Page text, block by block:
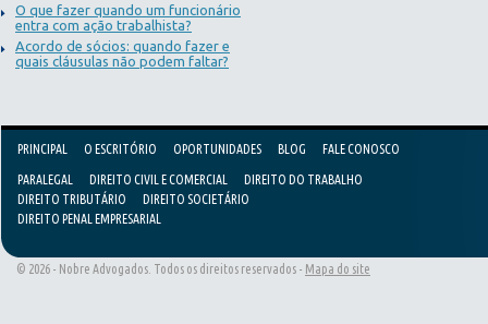
O que fazer quando um funcionário
entra com ação trabalhista?
Acordo de sócios: quando fazer e
quais cláusulas não podem faltar?
PRINCIPAL O ESCRITÓRIO OPORTUNIDADES BLOG FALE CONOSCO
PARALEGAL DIREITO CIVIL E COMERCIAL
DIREITO DO TRABALHO
DIREITO TRIBUTÁRIO
DIREITO SOCIETÁRIO
DIREITO PENAL EMPRESARIAL
© 2026 - Nobre Advogados. Todos os direitos reservados - Mapa do site